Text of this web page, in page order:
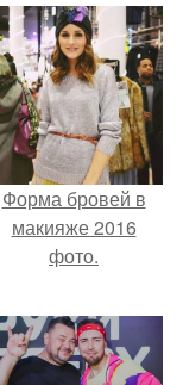
Форма бровей в
макияже 2016
фото.